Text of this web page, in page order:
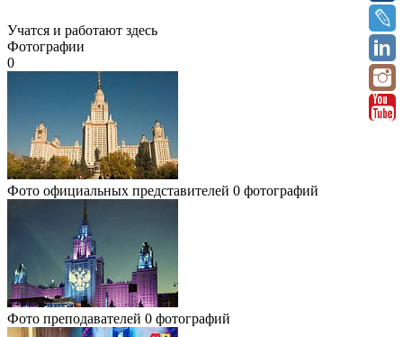
Учатся и работают здесь
Фотографии
0
Фото официальных представителей 0 фотографий
Фото преподавателей 0 фотографий